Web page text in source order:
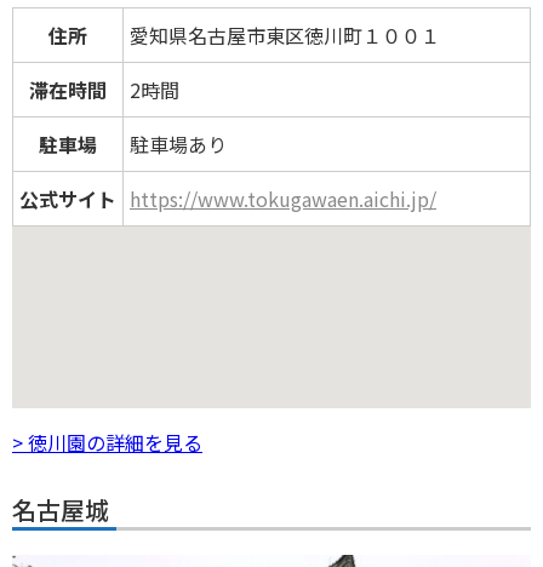
住所
愛知県名古屋市東区徳川町１００１
滞在時間
2時間
駐車場
駐車場あり
公式サイト https://www.tokugawaen.aichi.jp/
> 徳川園の詳細を見る
名古屋城